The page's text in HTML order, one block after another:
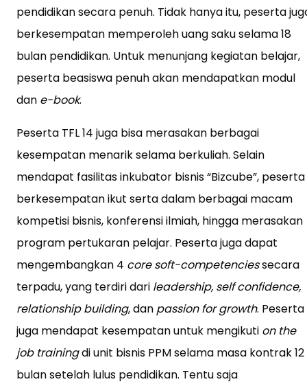
pendidikan secara penuh. Tidak hanya itu, peserta
berkesempatan memperoleh uang saku selama 18
bulan pendidikan. Untuk menunjang kegiatan belajar,
peserta beasiswa penuh akan mendapatkan modul
dan e-book.
Peserta TFL 14 juga bisa merasakan berbagai
kesempatan menarik selama berkuliah. Selain
mendapat fasilitas inkubator bisnis “Bizcube”, peserta
berkesempatan ikut serta dalam berbagai macam
kompetisi bisnis, konferensi ilmiah, hingga merasakan
program pertukaran pelajar. Peserta juga dapat
mengembangkan 4 core soft-competenciessecara
terpadu, yang terdiri dari leadership, self confidence,
relationship building, dan passion for growth. Peserta
juga mendapat kesempatan untuk mengikuti on the
job trainingdi unit bisnis PPM selama masa kontrak 12
bulan setelah lulus pendidikan. Tentu saja